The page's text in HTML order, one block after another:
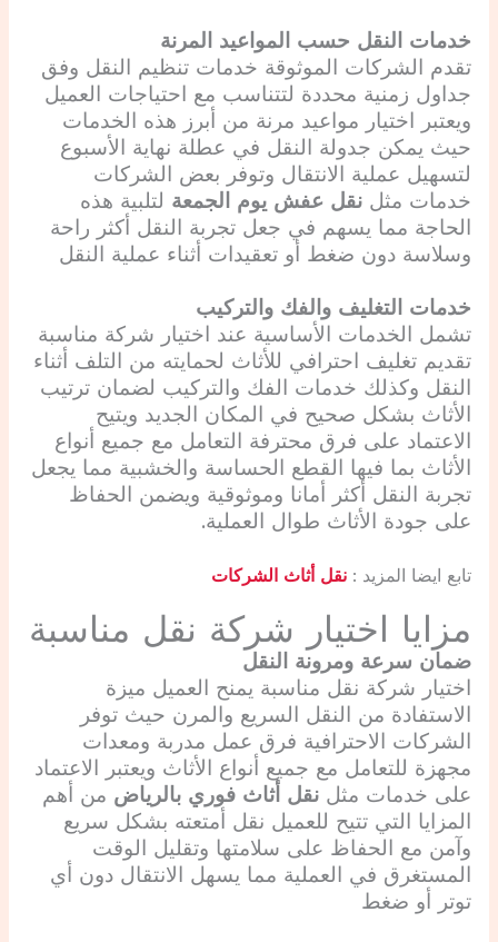
خدمات النقل حسب المواعيد المرنة
تقدم الشركات الموثوقة خدمات تنظيم النقل وفق
جداول زمنية محددة لتتناسب مع احتياجات العميل
ويعتبر اختيار مواعيد مرنة من أبرز هذه الخدمات
حيث يمكن جدولة النقل في عطلة نهاية الأسبوع
لتسهيل عملية الانتقال وتوفر بعض الشركات
خدمات مثل نقل عفش يوم الجمعة لتلبية هذه
الحاجة مما يسهم في جعل تجربة النقل أكثر راحة
وسلاسة دون ضغط أو تعقيدات أثناء عملية النقل
خدمات التغليف والفك والتركيب
تشمل الخدمات الأساسية عند اختيار شركة مناسبة
تقديم تغليف احترافي للأثاث لحمايته من التلف أثناء
النقل وكذلك خدمات الفك والتركيب لضمان ترتيب
الأثاث بشكل صحيح في المكان الجديد ويتيح
الاعتماد على فرق محترفة التعامل مع جميع أنواع
الأثاث بما فيها القطع الحساسة والخشبية مما يجعل
تجربة النقل أكثر أمانا وموثوقية ويضمن الحفاظ
على جودة الأثاث طوال العملية.
تابع ايضا المزيد : نقل أثاث الشركات
مزايا اختيار شركة نقل مناسبة
ضمان سرعة ومرونة النقل
اختيار شركة نقل مناسبة يمنح العميل ميزة
الاستفادة من النقل السريع والمرن حيث توفر
الشركات الاحترافية فرق عمل مدربة ومعدات
مجهزة للتعامل مع جميع أنواع الأثاث ويعتبر الاعتماد
على خدمات مثل نقل أثاث فوري بالرياض من أهم
المزايا التي تتيح للعميل نقل أمتعته بشكل سريع
وآمن مع الحفاظ على سلامتها وتقليل الوقت
المستغرق في العملية مما يسهل الانتقال دون أي
توتر أو ضغط